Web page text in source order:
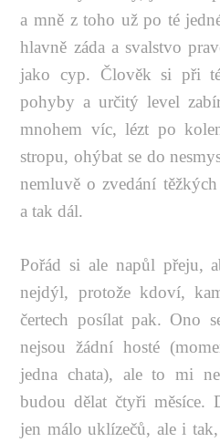
a mně z toho už po té
hlavně záda a svalstvo
jako cyp. Člověk si při
pohyby a určitý level
mnohem víc, lézt po
stropu, ohýbat se do
nemluvě o zvedání
a tak dál.
Pořád si ale napůl přeju,
nejdýl, protože kdoví,
čertech posílat pak. Ono
nejsou žádní hosté
jedna chata), ale to mi
budou dělat čtyři měsíce.
jen málo uklízečů, ale i